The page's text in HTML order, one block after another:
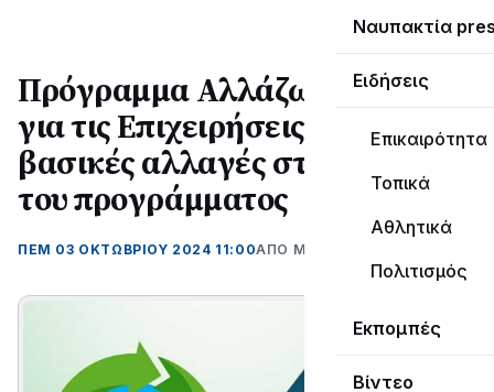
Ναυπακτία
Ειδήσεις
Επικαιρότητα
Τοπικά
Αθλητικά
Πολιτισμός
Εκπομπές
Βίντεο
Πρόγραμμα Αλλάζω Συσκευή
για τις Επιχειρήσεις: Τρεις
βασικές αλλαγές στον Οδηγό
του προγράμματος
ΠΕΜ 03 ΟΚΤΩΒΡΊΟΥ 2024 11:00ΑΠΌ ΜΑΝΤΩ ΚΑΠΕΝΤΖΩΝΗ